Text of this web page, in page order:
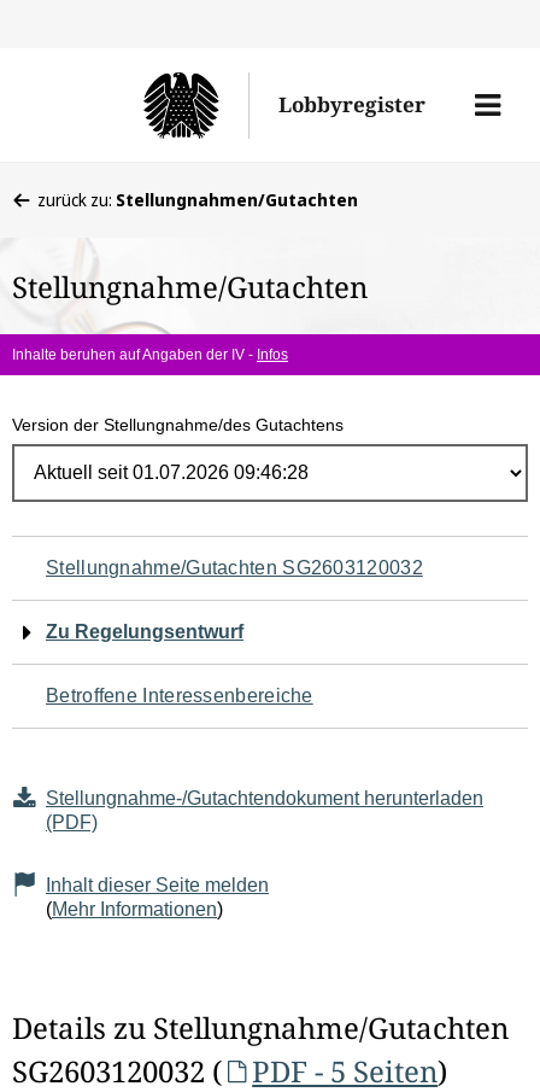
Lobbyregister
Menü
befinden
hier:
zurück zu: Stellungnahmen/Gutachten
Stellungnahme/Gutachten
Inhalte beruhen auf Angaben der IV - Infos
Version der Stellungnahme/des Gutachtens
Navigation
für
den
Seiteninhalt
Stellungnahme/Gutachten SG2603120032
Zu Regelungsentwurf
Betroffene Interessenbereiche
Stellungnahme-/Gutachtendokument herunterladen
(PDF)
Inhalt dieser Seite melden
(Mehr Informationen)
Details zu Stellungnahme/Gutachten
SG2603120032 (
PDF - 5 Seiten)